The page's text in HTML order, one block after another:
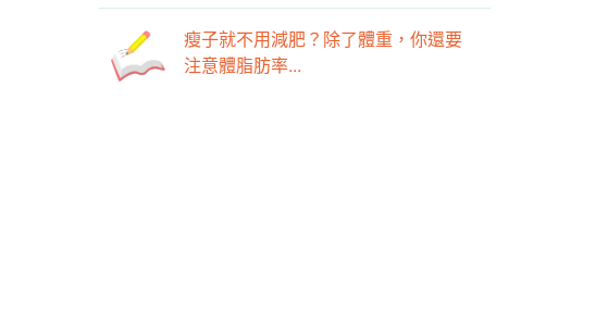
瘦子就不用減肥？除了體重，你還要
注意體脂肪率...